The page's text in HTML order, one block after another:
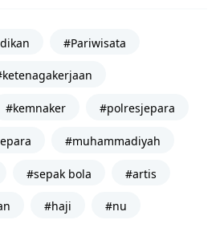
#Pariwisata
#kemnaker #polresjepara
#muhammadiyah
#sepak bola #artis
#haji #nu